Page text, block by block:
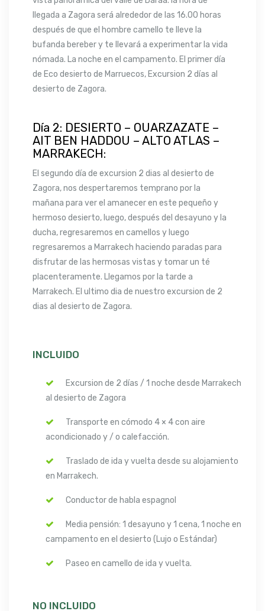
llegada a Zagora será alrededor de las 16.00 horas
después de que el hombre camello te lleve la
bufanda bereber y te llevará a experimentar la vida
nómada. La noche en el campamento. El primer día
de Eco desierto de Marruecos, Excursion 2 días al
desierto de Zagora.
Día 2: DESIERTO – OUARZAZATE –
AIT BEN HADDOU – ALTO ATLAS –
MARRAKECH:
El segundo día de excursion 2 dias al desierto de
Zagora, nos despertaremos temprano por la
mañana para ver el amanecer en este pequeño y
hermoso desierto, luego, después del desayuno y la
ducha, regresaremos en camellos y luego
regresaremos a Marrakech haciendo paradas para
disfrutar de las hermosas vistas y tomar un té
placenteramente. Llegamos por la tarde a
Marrakech. El ultimo dia de nuestro excursion de 2
dias al desierto de Zagora.
INCLUIDO
Excursion de 2 días / 1 noche desde Marrakech
al desierto de Zagora
Transporte en cómodo 4 × 4 con aire
acondicionado y / o calefacción.
Traslado de ida y vuelta desde su alojamiento
en Marrakech.
Conductor de habla espagnol
Media pensión: 1 desayuno y 1 cena, 1 noche en
campamento en el desierto (Lujo o Estándar)
Paseo en camello de ida y vuelta.
NO INCLUIDO